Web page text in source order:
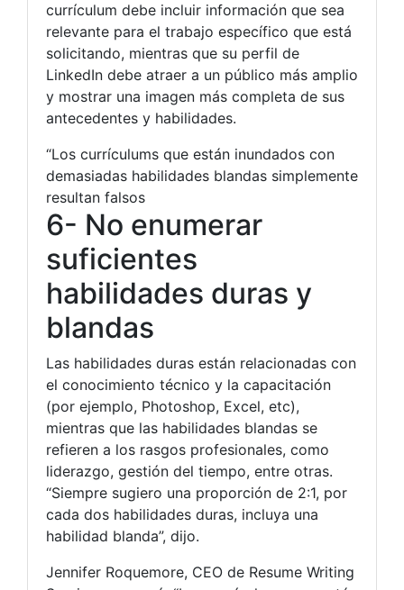
currículum debe incluir información que sea
relevante para el trabajo específico que está
solicitando, mientras que su perfil de
LinkedIn debe atraer a un público más amplio
y mostrar una imagen más completa de sus
antecedentes y habilidades.
“Los currículums que están inundados con
demasiadas habilidades blandas simplemente
resultan falsos
6- No enumerar
suficientes
habilidades duras y
blandas
Las habilidades duras están relacionadas con
el conocimiento técnico y la capacitación
(por ejemplo, Photoshop, Excel, etc),
mientras que las habilidades blandas se
refieren a los rasgos profesionales, como
liderazgo, gestión del tiempo, entre otras.
“Siempre sugiero una proporción de 2:1, por
cada dos habilidades duras, incluya una
habilidad blanda”, dijo.
Jennifer Roquemore, CEO de Resume Writing